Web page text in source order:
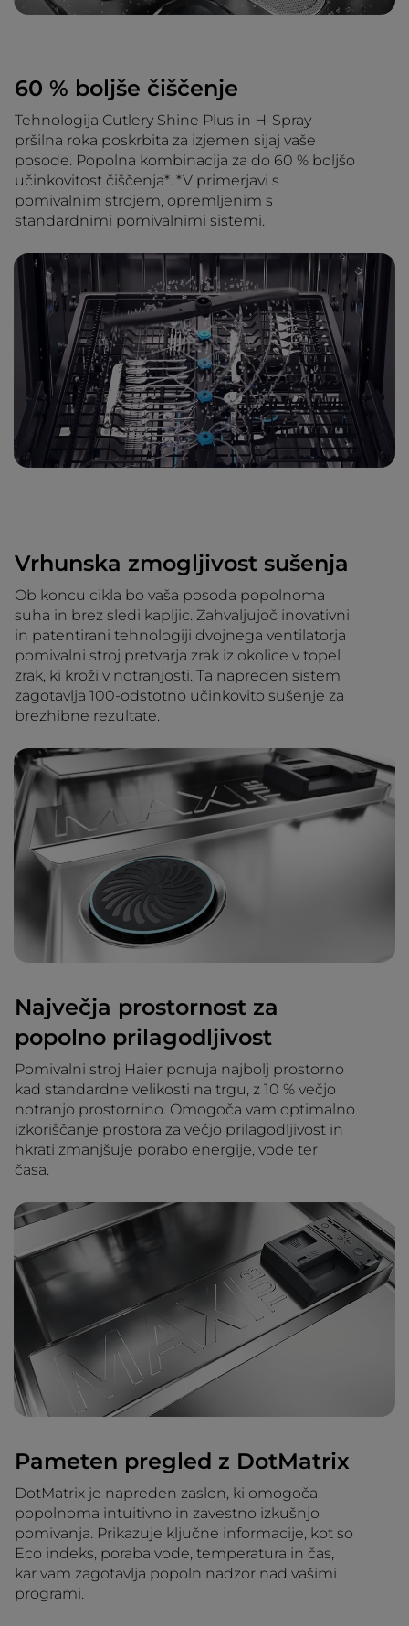
60 % boljše čiščenje
Tehnologija Cutlery Shine Plus in H-Spray
pršilna roka poskrbita za izjemen sijaj vaše
posode. Popolna kombinacija za do 60 % boljšo
učinkovitost čiščenja*. *V primerjavi s
pomivalnim strojem, opremljenim s
standardnimi pomivalnimi sistemi.
Vrhunska zmogljivost sušenja
Ob koncu cikla bo vaša posoda popolnoma
suha in brez sledi kapljic. Zahvaljujoč inovativni
in patentirani tehnologiji dvojnega ventilatorja
pomivalni stroj pretvarja zrak iz okolice v topel
zrak, ki kroži v notranjosti. Ta napreden sistem
zagotavlja 100-odstotno učinkovito sušenje za
brezhibne rezultate.
Največja prostornost za
popolno prilagodljivost
Pomivalni stroj Haier ponuja najbolj prostorno
kad standardne velikosti na trgu, z 10 % večjo
notranjo prostornino. Omogoča vam optimalno
izkoriščanje prostora za večjo prilagodljivost in
hkrati zmanjšuje porabo energije, vode ter
časa.
Pameten pregled z DotMatrix
DotMatrix je napreden zaslon, ki omogoča
popolnoma intuitivno in zavestno izkušnjo
pomivanja. Prikazuje ključne informacije, kot so
Eco indeks, poraba vode, temperatura in čas,
kar vam zagotavlja popoln nadzor nad vašimi
programi.